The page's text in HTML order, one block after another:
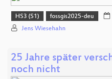
HS3 (S1) fossgis2025-deu
Jens Wiesehahn
25 Jahre später
noch nicht